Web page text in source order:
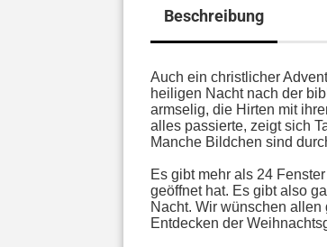
Beschreibung
Auch ein christlicher
heiligen Nacht nach der
armselig, die Hirten mit
alles passierte, zeigt sich
Manche Bildchen sind
Es gibt mehr als 24
geöffnet hat. Es gibt also
Nacht. Wir wünschen
Entdecken der